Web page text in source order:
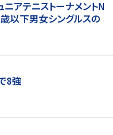
アテニストーナメントN
以下男女シングルスの
8強